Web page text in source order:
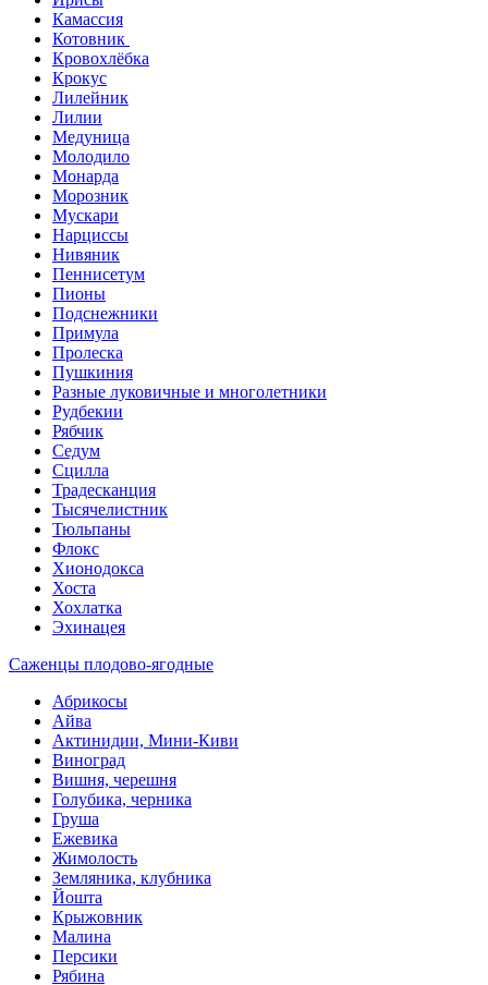
Камассия
Котовник
Кровохлёбка
Крокус
Лилейник
Лилии
Медуница
Молодило
Монарда
Морозник
Мускари
Нарциссы
Нивяник
Пеннисетум
Пионы
Подснежники
Примула
Пролеска
Пушкиния
Разные луковичные и многолетники
Рудбекии
Рябчик
Седум
Сцилла
Традесканция
Тысячелистник
Тюльпаны
Флокс
Хионодокса
Хоста
Хохлатка
Эхинацея
Саженцы плодово-ягодные
Абрикосы
Айва
Актинидии, Мини-Киви
Виноград
Вишня, черешня
Голубика, черника
Груша
Ежевика
Жимолость
Земляника, клубника
Йошта
Крыжовник
Малина
Персики
Рябина